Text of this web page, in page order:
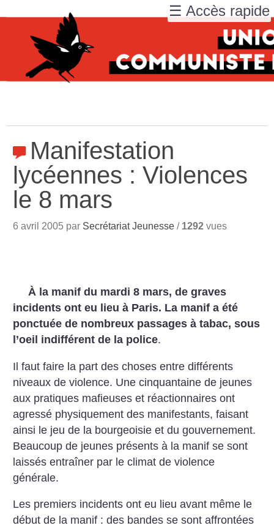
Manifestation
lycéennes : Violences
le 8 mars
6 avril 2005 par Secrétariat Jeunesse / 1292 vues
À la manif du mardi 8 mars, de graves
incidents ont eu lieu à Paris. La manif a été
ponctuée de nombreux passages à tabac, sous
l’oeil indifférent de la police.
Il faut faire la part des choses entre différents
niveaux de violence. Une cinquantaine de jeunes
aux pratiques mafieuses et réactionnaires ont
agressé physiquement des manifestants, faisant
ainsi le jeu de la bourgeoisie et du gouvernement.
Beaucoup de jeunes présents à la manif se sont
laissés entraîner par le climat de violence
générale.
Les premiers incidents ont eu lieu avant même le
début de la manif : des bandes se sont affrontées
☰ Accès rapide